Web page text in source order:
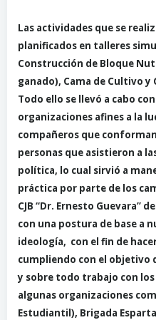
Las actividades que se
planificados en talleres
Construcción de Bloque
ganado), Cama de Cultivo
Todo ello se llevó a cabo
organizaciones afines a la
compañeros que
personas que asistieron a
política, lo cual sirvió a
práctica por parte de los
CJB “Dr. Ernesto Guevara”
con una postura de base a
ideología, con el fin de
cumpliendo con el objetivo
y sobre todo trabajo con los
algunas organizaciones
Estudiantil), Brigada